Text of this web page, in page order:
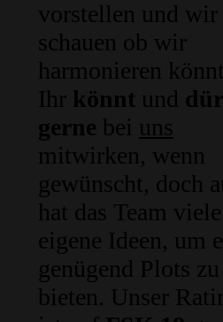
vorstellen und wir
schauen ob wir
harmonieren
Ihr könnt und
gerne bei uns
mitwirken, wenn
gewünscht, doch
hat das Team viele
eigene Ideen, um
genügend Plots zu
bieten. Unser